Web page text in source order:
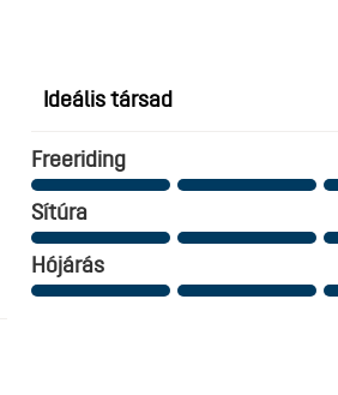
Ideális társad
Freeriding
Sítúra
Hójárás